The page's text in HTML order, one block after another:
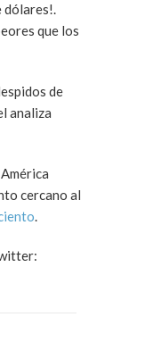
dólares!.
que los
de
analiza
cercano al
.